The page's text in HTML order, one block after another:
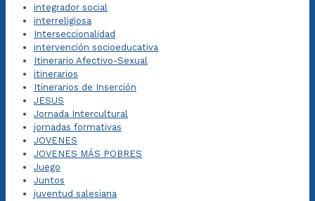
integrador social
interreligiosa
Interseccionalidad
intervención socioeducativa
Itinerario Afectivo-Sexual
itinerarios
Itinerarios de Inserción
JESUS
Jornada Intercultural
jornadas formativas
JOVENES
JOVENES MÁS POBRES
Juego
Juntos
juventud salesiana